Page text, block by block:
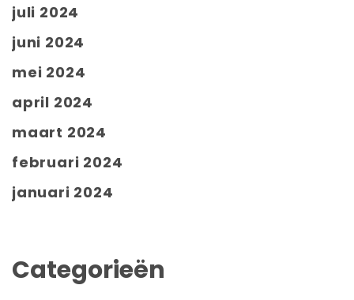
juli 2024
juni 2024
mei 2024
april 2024
maart 2024
februari 2024
januari 2024
Categorieën